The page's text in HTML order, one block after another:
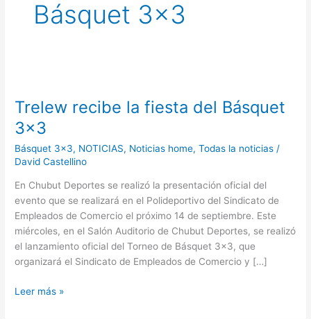
Básquet 3×3
Trelew recibe la fiesta del Básquet
3×3
Básquet 3x3, NOTICIAS, Noticias home,Todas la noticias /
David Castellino
En Chubut Deportes se realizó la presentación oficial del
evento que se realizará en el Polideportivo del Sindicato de
Empleados de Comercio el próximo 14 de septiembre. Este
miércoles, en el Salón Auditorio de Chubut Deportes, se realizó
el lanzamiento oficial del Torneo de Básquet 3×3, que
organizará el Sindicato de Empleados de Comercio y […]
la
fiesta
del
Básquet
3×3
Leer más »